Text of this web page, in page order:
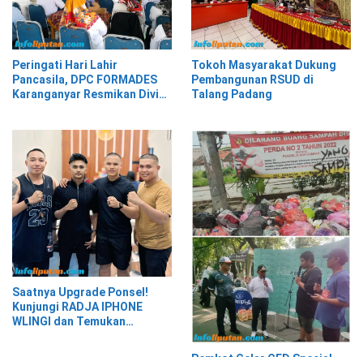
Peringati Hari Lahir
Pancasila, DPC FORMADES
Karanganyar Resmikan Divisi
Tokoh Masyarakat Dukung
Pembangunan RSUD di
Talang Padang
Saatnya Upgrade Ponsel!
Kunjungi RADJA IPHONE
WLINGI dan Temukan